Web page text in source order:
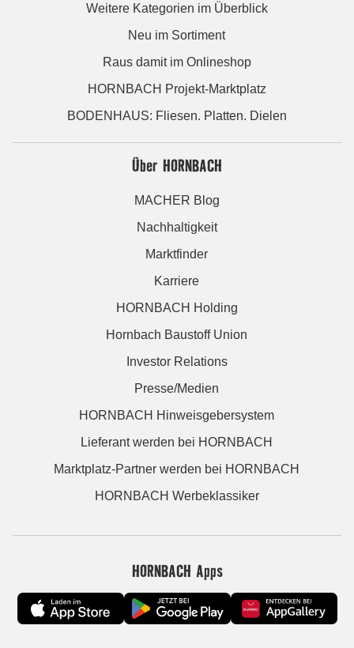
Weitere Kategorien im Überblick
Neu im Sortiment
Raus damit im Onlineshop
HORNBACH Projekt-Marktplatz
BODENHAUS: Fliesen. Platten. Dielen
Über HORNBACH
MACHER Blog
Nachhaltigkeit
Marktfinder
Karriere
HORNBACH Holding
Hornbach Baustoff Union
Investor Relations
Presse/Medien
HORNBACH Hinweisgebersystem
Lieferant werden bei HORNBACH
Marktplatz-Partner werden bei HORNBACH
HORNBACH Werbeklassiker
HORNBACH Apps